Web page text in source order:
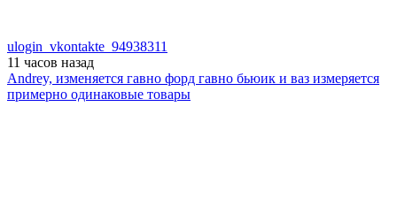
ulogin_vkontakte_94938311
11 часов назад
Andrey, изменяется гавно форд гавно бьюик и ваз измеряется
примерно одинаковые товары